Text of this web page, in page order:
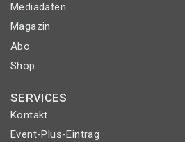
Mediadaten
Magazin
Abo
Shop
SERVICES
Kontakt
Event-Plus-Eintrag